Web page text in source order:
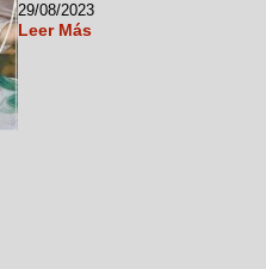
29/08/2023
Leer Más